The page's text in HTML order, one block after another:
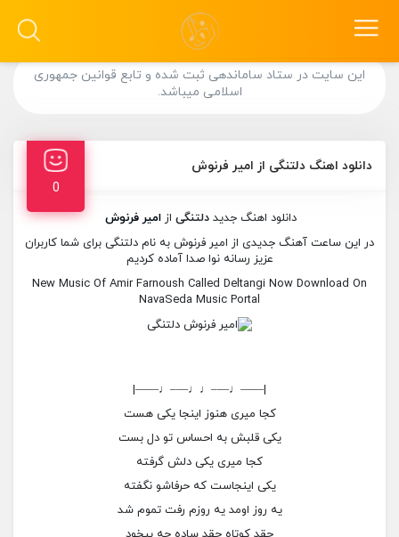
این سایت در ستاد ساماندهی ثبت شده و تابع قوانین جمهوری
اسلامی میباشد.
دانلود اهنگ دلتنگی از امیر فرنوش
0
دانلود اهنگ جدیددلتنگی ازامیر فرنوش
در این ساعت آهنگ جدیدی از امیر فرنوش به نام دلتنگی برای شما کاربران
عزیز رسانه نوا صدا آماده کردیم
New Music Of Amir Farnoush Called Deltangi Now Download On
NavaSeda Music Portal
|——♩—–♩♩—–♩——|
کجا میری هنوز اینجا یکی هست
یکی قلبش به احساس تو دل بست
کجا میری یکی دلش گرفته
یکی اینجاست که حرفاشو نگفته
یه روز اومد یه روزم رفت تموم شد